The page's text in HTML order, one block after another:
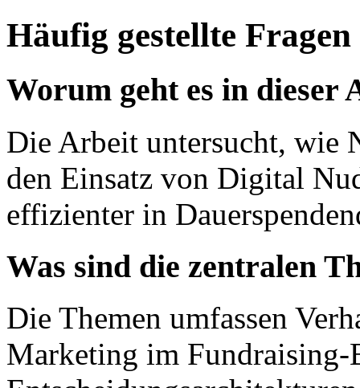
Häufig gestellte Fragen
Worum geht es in dieser
Die Arbeit untersucht, wie
den Einsatz von Digital
effizienter in
Was sind die zentralen
Die Themen umfassen
Marketing im Fundraising-